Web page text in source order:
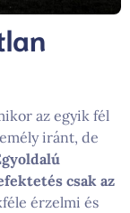
az egyik fél
iránt, de
csak az
érzelmi és